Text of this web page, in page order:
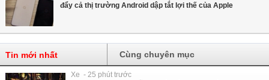
đẩy cả thị trường Android dập tắt lợi thế của Apple
Tin mới nhất Cùng chuyên mục
Xe - 25 phút trước